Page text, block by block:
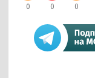
0 0 0